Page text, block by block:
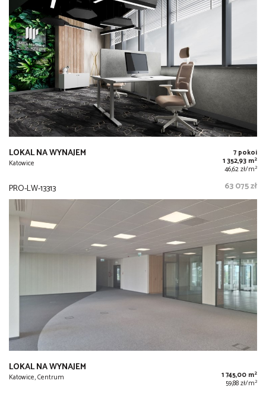
LOKAL NA WYNAJEM
Katowice
7 pokoi
1 352,93 m2
46,62 zł/m2
PRO-LW-13313 63 075 zł
LOKAL NA WYNAJEM
Katowice, Centrum 1 745,00 m2
59,88 zł/m2